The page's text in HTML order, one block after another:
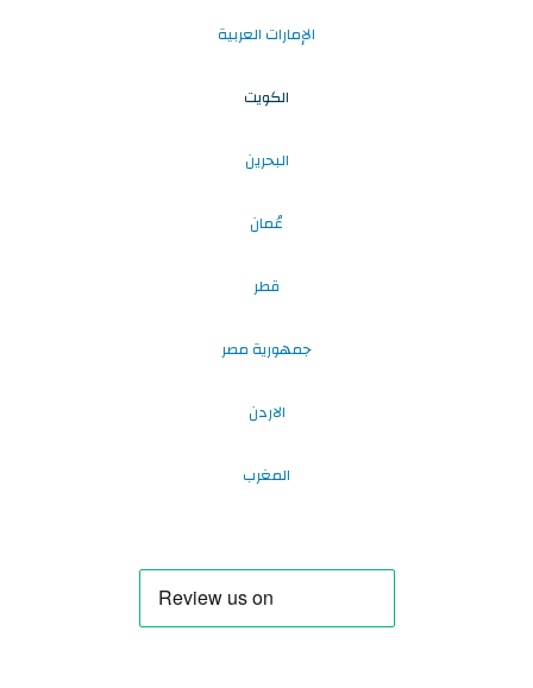
الإمارات العربية
الكويت
البحرين
عُمان
قطر
جمهورية مصر
الاردن
المغرب